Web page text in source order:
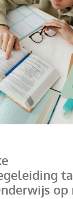
op